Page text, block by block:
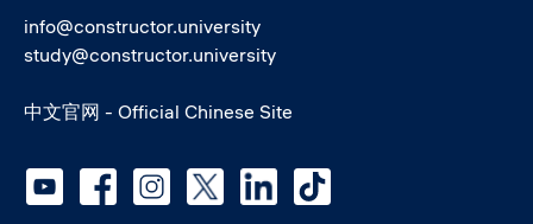
info@constructor.university
study@constructor.university
中文官网 - Official Chinese Site
Social media